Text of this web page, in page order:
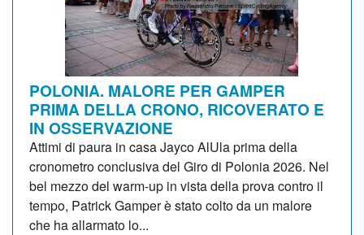
POLONIA. MALORE PER GAMPER
PRIMA DELLA CRONO, RICOVERATO E
IN OSSERVAZIONE
Attimi di paura in casa Jayco AlUla prima della
cronometro conclusiva del Giro di Polonia 2026. Nel
bel mezzo del warm-up in vista della prova contro il
tempo, Patrick Gamper è stato colto da un malore
che ha allarmato lo...